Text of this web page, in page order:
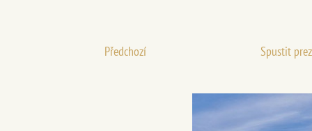
Předchozí Spustit